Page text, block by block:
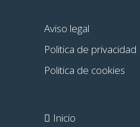
Aviso legal
Politica de privacidad
Politica de cookies
Inicio